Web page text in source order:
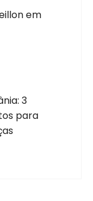
em
3
para